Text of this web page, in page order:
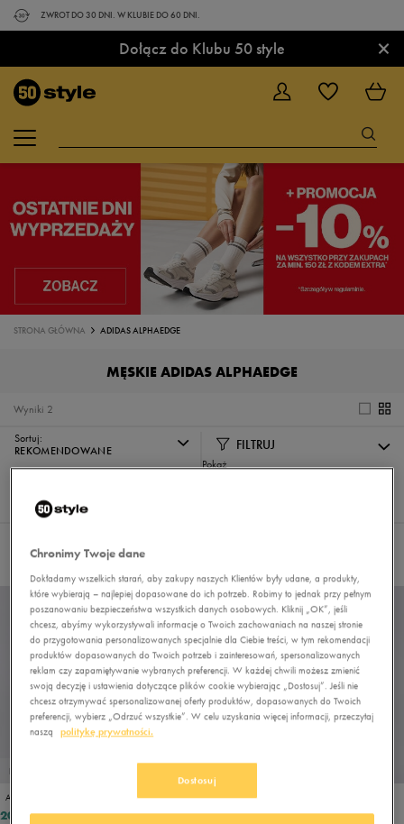
ZWROT DO 30 DNI. W KLUBIE DO 60 DNI.
Dołącz do Klubu 50 style ×
STRONA GŁÓWNA ADIDAS ALPHAEDGE
MĘSKIE ADIDAS ALPHAEDGE
2
Wyniki
Sortuj:
REKOMENDOWANE
FILTRUJ
Pokaż
Nie wybrano filtrów
ADIDAS ALPHAEDGE +
279,99 zł
209,99 zł
ADIDAS ALPHAEDGE +
279,99 zł
209,99 zł
Chronimy Twoje dane
Dokładamy wszelkich starań, aby zakupy naszych Klientów były udane, a produkty,
które wybierają – najlepiej dopasowane do ich potrzeb. Robimy to jednak przy pełnym
poszanowaniu bezpieczeństwa wszystkich danych osobowych. Kliknij „OK”, jeśli
chcesz, abyśmy wykorzystywali informacje o Twoich zachowaniach na naszej stronie
do przygotowania personalizowanych specjalnie dla Ciebie treści, w tym rekomendacji
produktów dopasowanych do Twoich potrzeb i zainteresowań, spersonalizowanych
reklam czy zapamiętywanie wybranych preferencji. W każdej chwili możesz zmienić
swoją decyzję i ustawienia dotyczące plików cookie wybierając „Dostosuj”. Jeśli nie
chcesz otrzymywać spersonalizowanej oferty produktów, dopasowanych do Twoich
preferencji, wybierz „Odrzuć wszystkie”. W celu uzyskania więcej informacji, przeczytaj
naszą
politykę prywatności.
Dostosuj